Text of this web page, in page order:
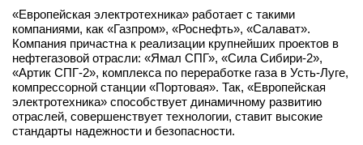
«Европейская электротехника» работает с такими
компаниями, как «Газпром», «Роснефть», «Салават».
Компания причастна к реализации крупнейших проектов в
нефтегазовой отрасли: «Ямал СПГ», «Сила Сибири-2»,
«Артик СПГ-2», комплекса по переработке газа в Усть-Луге,
компрессорной станции «Портовая». Так, «Европейская
электротехника» способствует динамичному развитию
отраслей, совершенствует технологии, ставит высокие
стандарты надежности и безопасности.